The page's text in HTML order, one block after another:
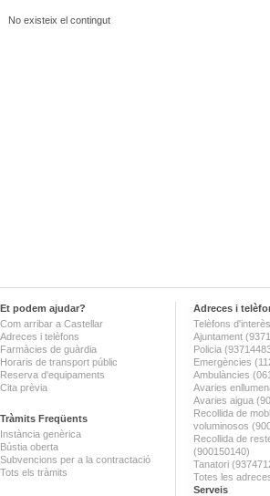
No existeix el contingut
Et podem ajudar?
Com arribar a Castellar
Adreces i telèfons
Farmàcies de guàrdia
Horaris de transport públic
Reserva d'equipaments
Cita prèvia
Tràmits Freqüents
Instància genèrica
Bústia oberta
Subvencions per a la contractació
Tots els tràmits
Adreces i
Telèfons d'interès
Ajuntament
Policia
Emergències
Ambulàncies
Avaries
Avaries aigua
Recollida de
voluminosos
Recollida de
(900150140)
Tanatori
Totes les
Serveis